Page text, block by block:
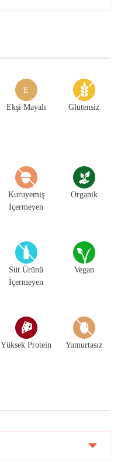
E
Ekşi Mayalı Glutensiz
Kuruyemiş
İçermeyen
Organik
Süt Ürünü
İçermeyen
Vegan
Yüksek Protein Yumurtasız